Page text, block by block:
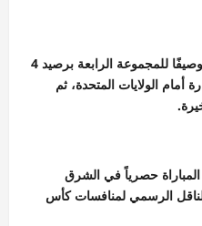
في المقابل، صعد منتخب أستراليا وصيفًا للمجموعة الرابعة برصيد 4
أمام الولايات المتحدة، ثم
وتنقل شبكة قنوات beIN Sports المباراة حصرياً في الشرق
الرسمي لمنافسات كأس